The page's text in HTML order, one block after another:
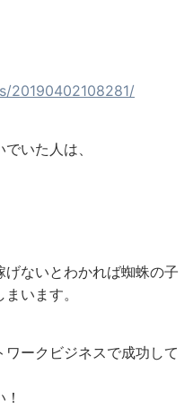
20190402108281/
いた人は、
ないとわかれば蜘蛛の子
います。
ークビジネスで成功して